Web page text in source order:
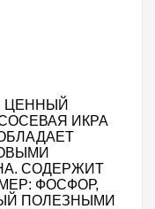
ЦЕННЫЙ
ИКРА
СОДЕРЖИТ
ФОСФОР,
ПОЛЕЗНЫМИ